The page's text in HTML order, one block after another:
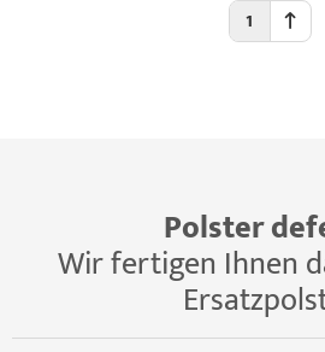
1
Polster
Wir fertigen Ihnen